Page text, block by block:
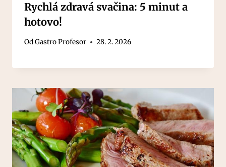
Rychlá zdravá svačina: 5 minut a
hotovo!
OdGastro Profesor 28. 2. 2026